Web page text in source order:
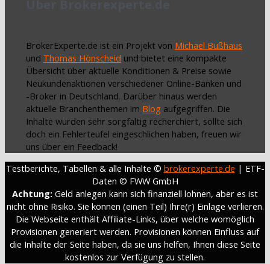
BrokerExperte.de ist ein Projekt von Michael Bußhaus
und Thomas Hönscheid und bietet eine kompakte
Übersicht über aktuelle Konditionen & Preise sowie
Neukundenaktionen verschiedener Online-Banken und
-Broker in Deutschland. Darüber hinaus werden
aktuelle Branchenthemen im Blog aufgegriffen. Die
Inhalte wurden sehr sorgfältig recherchiert, sollte sich
doch ein Fehlerteufel eingeschlichen haben, freuen wir
uns über ein Feedback!
Testberichte, Tabellen & alle Inhalte © brokerexperte.de | ETF-
Daten © FWW GmbH
Achtung: Geld anlegen kann sich finanziell lohnen, aber es ist
nicht ohne Risiko. Sie können (einen Teil) Ihre(r) Einlage verlieren.
Die Webseite enthält Affiliate-Links, über welche womöglich
Provisionen generiert werden. Provisionen können Einfluss auf
die Inhalte der Seite haben, da sie uns helfen, Ihnen diese Seite
kostenlos zur Verfügung zu stellen.